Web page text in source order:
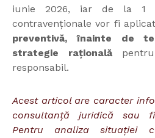
iunie 2026, iar de la 1
contravenționale vor fi
preventivă, înainte de
strategie rațională
responsabil.
Acest articol are caracter
consultanță juridică sau
Pentru analiza situației